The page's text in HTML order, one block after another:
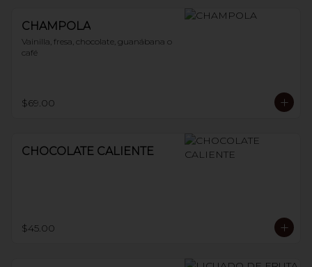
CHAMPOLA
Vainilla, fresa, chocolate, guanábana o
café
$69.00
CHOCOLATE CALIENTE
$45.00